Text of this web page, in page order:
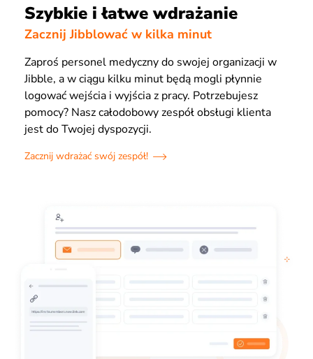
Szybkie i łatwe wdrażanie
Zacznij Jibblować w kilka minut
Zaproś personel medyczny do swojej organizacji w
Jibble, a w ciągu kilku minut będą mogli płynnie
logować wejścia i wyjścia z pracy. Potrzebujesz
pomocy? Nasz całodobowy zespół obsługi klienta
jest do Twojej dyspozycji.
Zacznij wdrażać swój zespół!